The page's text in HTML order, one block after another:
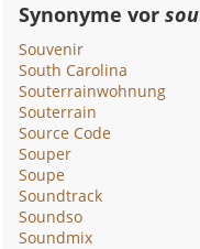
Synonyme vor
Souvenir
South Carolina
Souterrainwohnung
Souterrain
Source Code
Souper
Soupe
Soundtrack
Soundso
Soundmix